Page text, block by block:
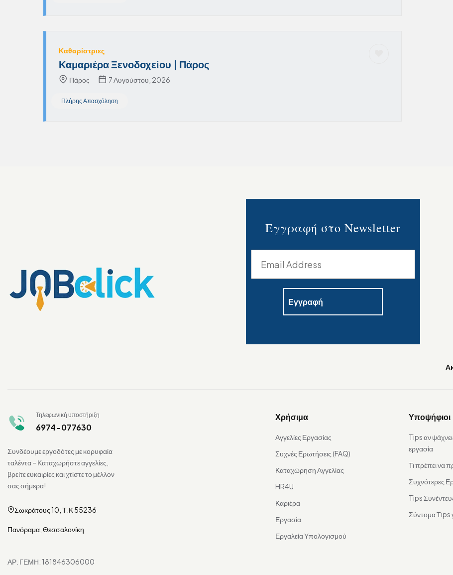
Καθαρίστριες
Καμαριέρα Ξενοδοχείου | Πάρος
Πάρος 7 Αυγούστου, 2026
Πλήρης Απασχόληση
Εγγραφή στο Newsletter
Τηλεφωνική υποστήριξη
6974-077630
Συνδέουμε εργοδότες με κορυφαία
ταλέντα – Καταχωρήστε αγγελίες,
βρείτε ευκαιρίες και χτίστε το μέλλον
σας σήμερα!
Σωκράτους 10, Τ.Κ 55236
Πανόραμα, Θεσσαλονίκη
ΑΡ. ΓΕΜΗ: 181846306000
Χρήσιμα
Αγγελίες Εργασίας
Συχνές Ερωτήσεις (FAQ)
Καταχώρηση Αγγελίας
HR4U
Καριέρα
Εργασία
Εργαλεία Υπολογισμού
Υποψήφιοι
Tips αν
εργασία
Τι πρέπει να
Συχνότερες
Tips
Σύντομα Τips